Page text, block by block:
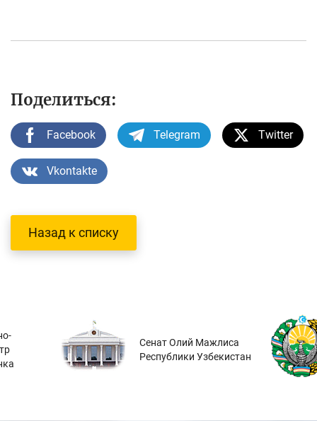
Поделиться:
Facebook Telegram Twitter
Vkontakte
Назад к списку
Сенат Олий Мажлиса
Республики Узбекистан